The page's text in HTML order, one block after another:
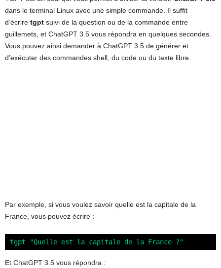
dans le terminal Linux avec une simple commande. Il suffit
d’écrire tgpt suivi de la question ou de la commande entre
guillemets, et ChatGPT 3.5 vous répondra en quelques secondes.
Vous pouvez ainsi demander à ChatGPT 3.5 de générer et
d’exécuter des commandes shell, du code ou du texte libre.
Par exemple, si vous voulez savoir quelle est la capitale de la
France, vous pouvez écrire :
tgpt "Quelle est la capitale de la France ?"
Et ChatGPT 3.5 vous répondra :